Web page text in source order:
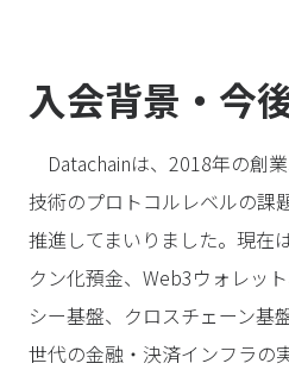
入会背景・今
Datachainは、2018年の創
技術のプロトコルレベルの課
推進してまいりました。現在
クン化預金、Web3ウォレッ
シー基盤、クロスチェーン基
世代の金融・決済インフラの